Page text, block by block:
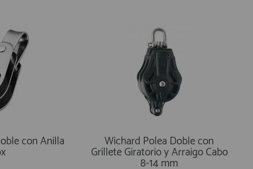
con Anilla Wichard Polea Doble con
Grillete Giratorio y Arraigo Cabo
8-14 mm